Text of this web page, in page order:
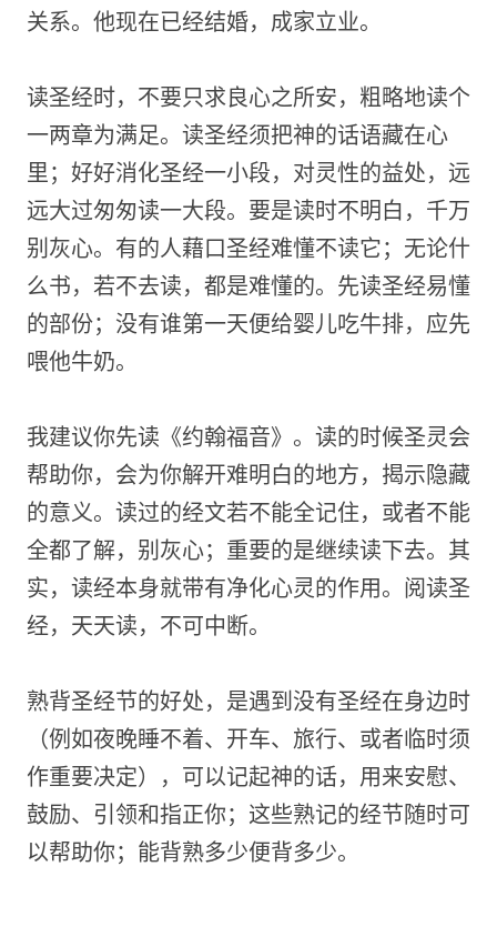
关系。他现在已经结婚，成家立业。
读圣经时，不要只求良心之所安，粗略地读个
一两章为满足。读圣经须把神的话语藏在心
里；好好消化圣经一小段，对灵性的益处，远
远大过匆匆读一大段。要是读时不明白，千万
别灰心。有的人藉口圣经难懂不读它；无论什
么书，若不去读，都是难懂的。先读圣经易懂
的部份；没有谁第一天便给婴儿吃牛排，应先
喂他牛奶。
我建议你先读《约翰福音》。读的时候圣灵会
帮助你，会为你解开难明白的地方，揭示隐藏
的意义。读过的经文若不能全记住，或者不能
全都了解，别灰心；重要的是继续读下去。其
实，读经本身就带有净化心灵的作用。阅读圣
经，天天读，不可中断。
熟背圣经节的好处，是遇到没有圣经在身边时
（例如夜晚睡不着、开车、旅行、或者临时须
作重要决定），可以记起神的话，用来安慰、
鼓励、引领和指正你；这些熟记的经节随时可
以帮助你；能背熟多少便背多少。